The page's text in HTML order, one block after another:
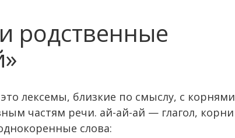
родственные
лексемы, близкие по смыслу, c корнями
частям речи. ай-ай-ай — глагол, корни
слова: